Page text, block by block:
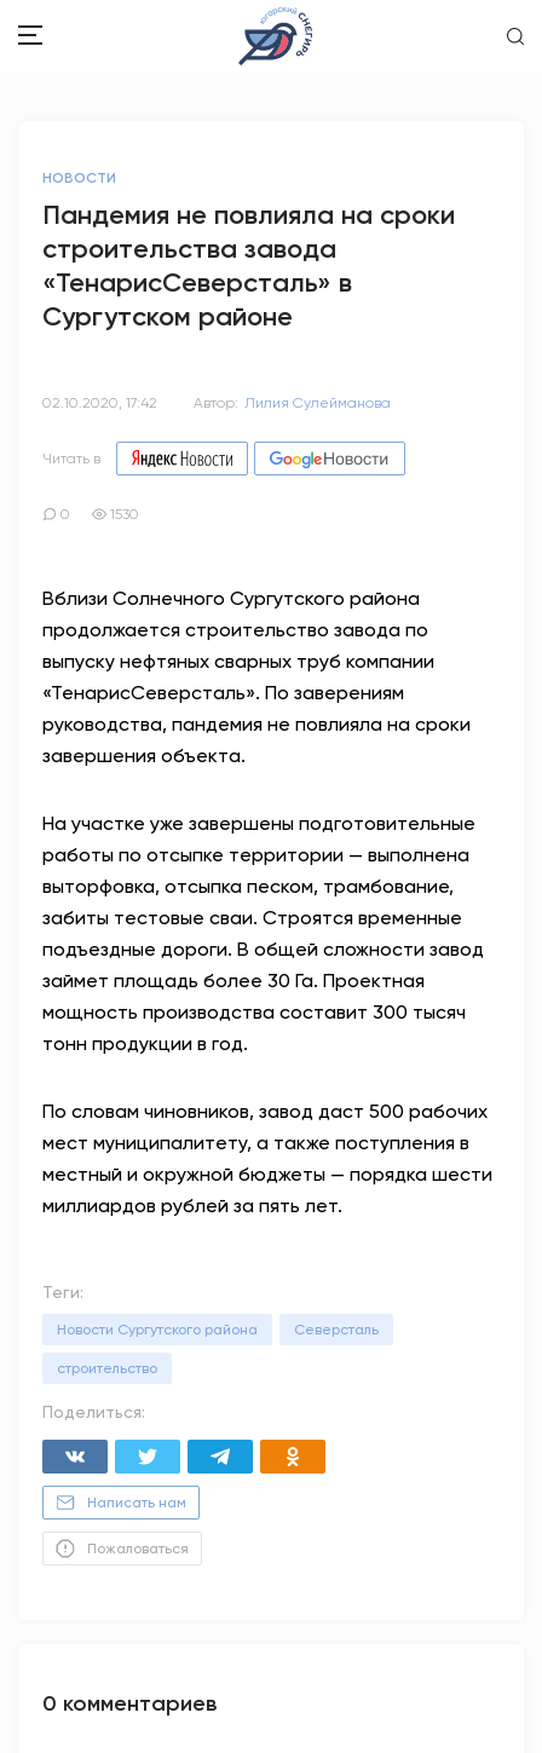
ОБРАЗОВАНИЕ
ПСИХОЛОГИЯ
ВОПРОС-ОТВЕТ
АНТИТЕРРОР
НОВОСТИ
ОФИЦИАЛЬНО
Вход / Регистрация
НОВОСТИ
Пандемия не повлияла на сроки
строительства завода
«ТенарисСеверсталь» в
Сургутском районе
02.10.2020, 17:42 Автор: Лилия Сулейманова
Читать в
0 1530
Вблизи Солнечного Сургутского района
продолжается строительство завода по
выпуску нефтяных сварных труб компании
«ТенарисСеверсталь». По заверениям
руководства, пандемия не повлияла на сроки
завершения объекта.
На участке уже завершены подготовительные
работы по отсыпке территории — выполнена
выторфовка, отсыпка песком, трамбование,
забиты тестовые сваи. Строятся временные
подъездные дороги. В общей сложности завод
займет площадь более 30 Га. Проектная
мощность производства составит 300 тысяч
тонн продукции в год.
По словам чиновников, завод даст 500 рабочих
мест муниципалитету, а также поступления в
местный и окружной бюджеты — порядка шести
миллиардов рублей за пять лет.
Теги:
Новости Сургутского района Северсталь
строительство
Поделиться:
Написать нам
Пожаловаться
0 комментариев